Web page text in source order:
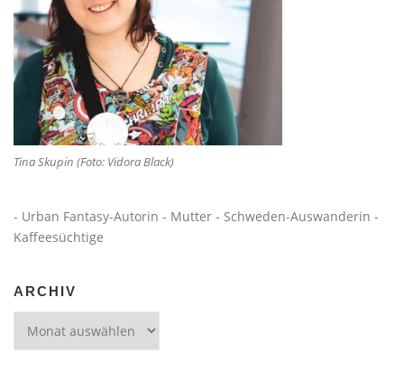
Tina Skupin (Foto: Vidora Black)
- Urban Fantasy-Autorin - Mutter - Schweden-Auswanderin -
Kaffeesüchtige
ARCHIV